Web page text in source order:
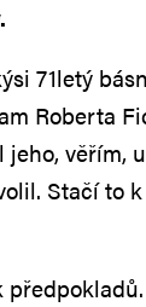
71letý
Roberta
jeho, věřím,
Stačí to